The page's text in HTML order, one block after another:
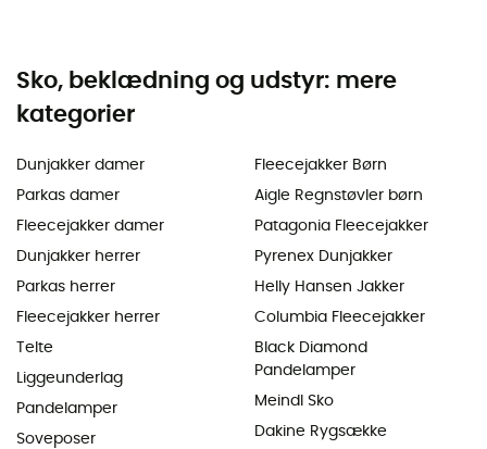
Sko, beklædning og udstyr: mere
kategorier
Dunjakker damer
Parkas damer
Fleecejakker damer
Dunjakker herrer
Parkas herrer
Fleecejakker herrer
Telte
Liggeunderlag
Pandelamper
Soveposer
Fleecejakker Børn
Aigle Regnstøvler børn
Patagonia Fleecejakker
Pyrenex Dunjakker
Helly Hansen Jakker
Columbia Fleecejakker
Black Diamond
Pandelamper
Meindl Sko
Dakine Rygsække